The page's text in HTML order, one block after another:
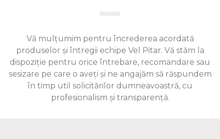
Vă mulțumim pentru încrederea acordată
produselor și întregii echipe Vel Pitar. Vă stăm la
dispoziție pentru orice întrebare, recomandare sau
sesizare pe care o aveți și ne angajăm să răspundem
în timp util solicitărilor dumneavoastră, cu
profesionalism și transparență.